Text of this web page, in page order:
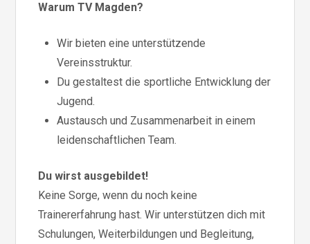
Warum TV Magden?
Wir bieten eine unterstützende
Vereinsstruktur.
Du gestaltest die sportliche Entwicklung der
Jugend.
Austausch und Zusammenarbeit in einem
leidenschaftlichen Team.
Du wirst ausgebildet!
Keine Sorge, wenn du noch keine
Trainererfahrung hast. Wir unterstützen dich mit
Schulungen, Weiterbildungen und Begleitung,